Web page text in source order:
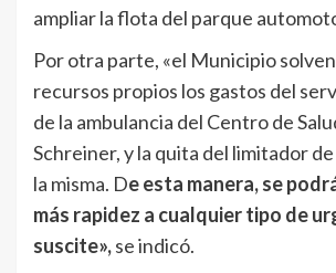
ampliar la flota del parque
Por otra parte, «el Municipio
recursos propios los gastos del
de la ambulancia del Centro de
Schreiner, y la quita del limitador
la misma. De esta manera, se
más rapidez a cualquier tipo de
suscite»,se indicó.